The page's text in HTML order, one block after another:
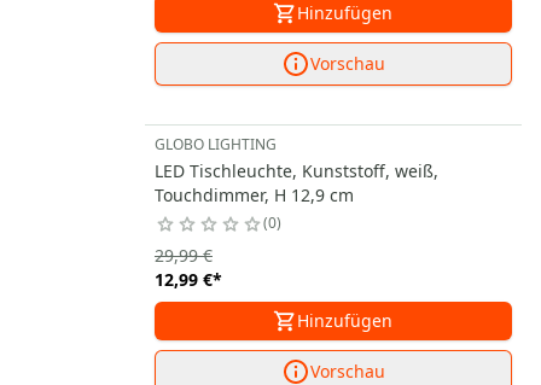
Hinzufügen
Vorschau
GLOBO LIGHTING
LED Tischleuchte, Kunststoff, weiß,
Touchdimmer, H 12,9 cm
0
12,99 €*
29,99 €
Hinzufügen
Vorschau